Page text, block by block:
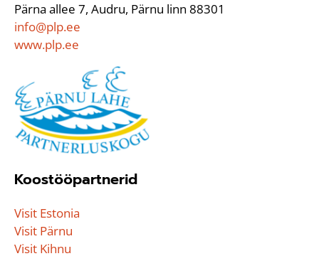
Pärna allee 7, Audru, Pärnu linn 88301
info@plp.ee
www.plp.ee
Koostööpartnerid
Visit Estonia
Visit Pärnu
Visit Kihnu